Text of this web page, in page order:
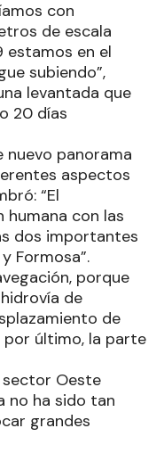
con
de escala
estamos en el
subiendo”,
levantada que
20 días
panorama
aspectos
“El
con las
dos importantes
Formosa”.
porque
de
de
por último, la parte
sector Oeste
no ha sido tan
grandes